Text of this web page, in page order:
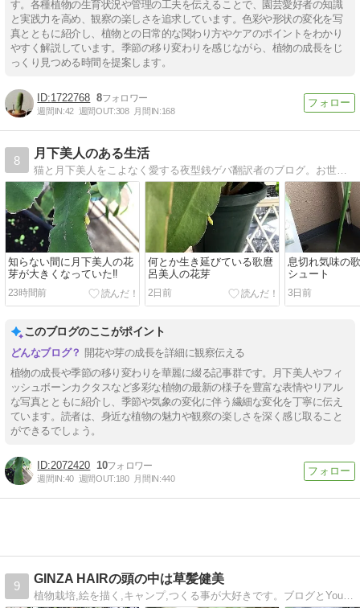
す。各種植物の生育状況や管理の工夫を伝えることで、園芸愛好者の知識
と実践力を高め、観察の楽しさを追求しています。色彩や形状の変化を写
真とともに紹介し、植物との日常的な関わり方やケアのポイントをわかり
やすく解説しています。季節の移り変わりを感じながら、植物の成長をじ
っくり見つめる時間を提案します。
1722768 8
週間IN:42 週間OUT:308 月間IN:168
8
月下美人のある生活
知らない間に月下美人の花
芽が大きくなっていた‼️
23時間前
何とか生き延びている歌麿
呂美人の花芽
2日前
息切れ気味の
シュート
3日前
このブログのここがポイント
開花や芽の成長を詳細に観察伝える
植物の成長や季節の移り変わりを華麗に綴る記事群です。月下美人やフィ
ッシュボーンカクタスなど多彩な植物の最新の様子を豊富な表情やリアル
な写真とともに紹介し、季節や気象の変化に伴う繊細な変化を丁寧に伝え
ています。読者は、身近な植物の魅力や観察の楽しさを深く感じ取ること
ができるでしょう。
2072420 10
週間IN:40 週間OUT:180 月間IN:440
9
GINZA HAIRの頭の中は草髪健美
植物栽培,絵を描く,キャンプ,つくる事が大好きです。ブログとYouTubeで草髪健美発信中！ 20年の髪質性格研究と理美容世界大会・技能五輪国際大会の優勝の経験を元に美容室と髪質性格診断を運営。子供4人（成人高中小）のパパしてます。